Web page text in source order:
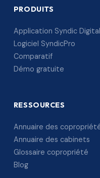
PRODUITS
Application Syndic Digital
Logiciel SyndicPro
Comparatif
Démo gratuite
RESSOURCES
Annuaire des
Annuaire des cabinets
Glossaire copropriété
Blog